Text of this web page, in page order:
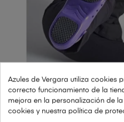
Azules de Vergara utiliza cookies
correcto funcionamiento de la
mejora en la personalización de
cookies y nuestra política de